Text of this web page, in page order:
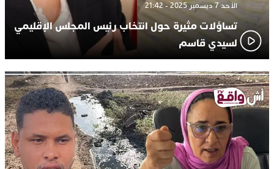
الأحد 7 ديسمبر 2025 - 21:42
تساؤلات مثيرة حول انتخاب رئيس المجلس الإقليمي
لسيدي قاسم